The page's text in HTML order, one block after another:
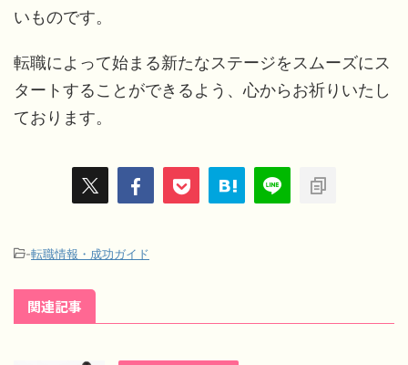
いものです。
転職によって始まる新たなステージをスムーズにス
タートすることができるよう、心からお祈りいたし
ております。
-転職情報・成功ガイド
関連記事